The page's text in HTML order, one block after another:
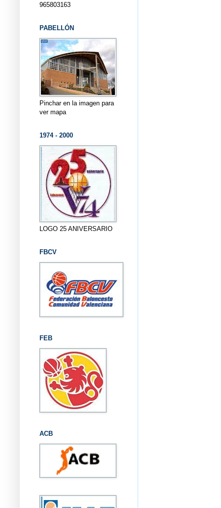
965803163
PABELLÓN
Pinchar en la imagen para
ver mapa
1974 - 2000
LOGO 25 ANIVERSARIO
FBCV
FEB
ACB